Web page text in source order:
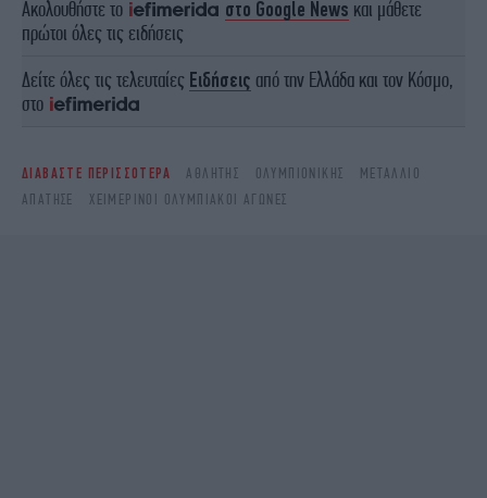
Ακολουθήστε το στο Google News και μάθετε
πρώτοι όλες τις ειδήσεις
Δείτε όλες τις τελευταίες Ειδήσεις από την Ελλάδα και τον Κόσμο,
στο
ΔΙΑΒΑΣΤΕ ΠΕΡΙΣΣΟΤΕΡΑ ΑΘΛΗΤΉΣ ΟΛΥΜΠΙΟΝΊΚΗΣ
ΜΕΤΆΛΛΙΟ
ΑΠΆΤΗΣΕ
ΧΕΙΜΕΡΙΝΟΊ ΟΛΥΜΠΙΑΚΟΊ ΑΓΏΝΕΣ